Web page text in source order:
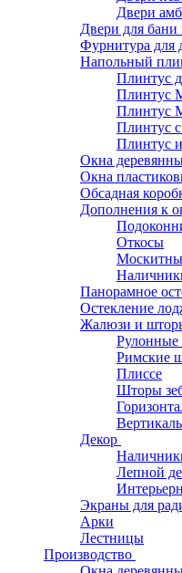
Двери
Двери для бани
Фурнитура для
Напольный
Плинтус
Плинтус
Плинтус
Плинтус
Плинтус
Окна
Окна
Обсадная
Дополнения к
Откосы
Панорамное
Остекление
Жалюзи и
Римские
Плиссе
Шторы
Декор
Лепной
Экраны для
Арки
Лестницы
Производство